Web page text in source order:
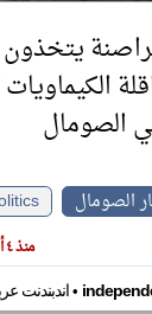
يتخذون
الصومال
الصومال
منذ ٤ أيام
اندبندنت•